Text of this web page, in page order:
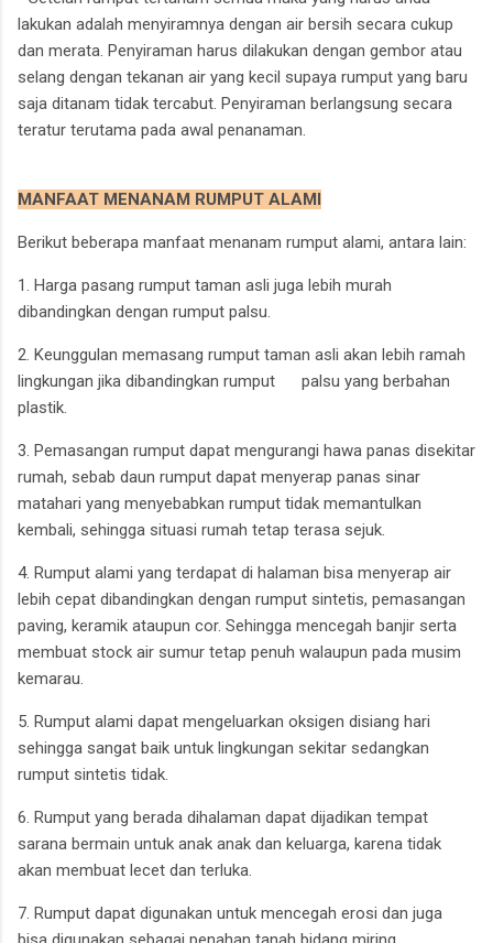
lakukan adalah menyiramnya dengan air bersih secara cukup
dan merata. Penyiraman harus dilakukan dengan gembor atau
selang dengan tekanan air yang kecil supaya rumput yang baru
saja ditanam tidak tercabut. Penyiraman berlangsung secara
teratur terutama pada awal penanaman.
MANFAAT MENANAM RUMPUT ALAMI
Berikut beberapa manfaat menanam rumput alami, antara lain:
1. Harga pasang rumput taman asli juga lebih murah
dibandingkan dengan rumput palsu.
2. Keunggulan memasang rumput taman asli akan lebih ramah
lingkungan jika dibandingkan rumput palsu yang berbahan
plastik.
3. Pemasangan rumput dapat mengurangi hawa panas disekitar
rumah, sebab daun rumput dapat menyerap panas sinar
matahari yang menyebabkan rumput tidak memantulkan
kembali, sehingga situasi rumah tetap terasa sejuk.
4. Rumput alami yang terdapat di halaman bisa menyerap air
lebih cepat dibandingkan dengan rumput sintetis, pemasangan
paving, keramik ataupun cor. Sehingga mencegah banjir serta
membuat stock air sumur tetap penuh walaupun pada musim
kemarau.
5. Rumput alami dapat mengeluarkan oksigen disiang hari
sehingga sangat baik untuk lingkungan sekitar sedangkan
rumput sintetis tidak.
6. Rumput yang berada dihalaman dapat dijadikan tempat
sarana bermain untuk anak anak dan keluarga, karena tidak
akan membuat lecet dan terluka.
7. Rumput dapat digunakan untuk mencegah erosi dan juga